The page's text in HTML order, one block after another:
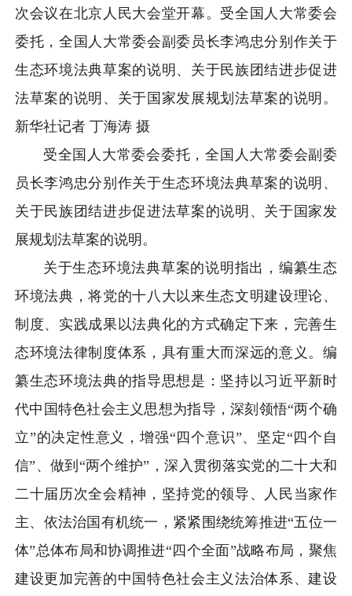
次会议在北京人民大会堂开幕。受全国人大常委会
委托，全国人大常委会副委 员长李鸿忠分别作关于
生态环境法典草案的说明、关于民族团结进步促进
法草案的说明、关于国家发展规划法草案的说明。
新华社记者 丁海涛 摄
受全国人大常委会委托，全国人大常委会副委
员长李鸿忠分别作关于生态环境法典草案的说明、
关于民族团结进步促进法草案的说明、关于国家发
展规划法草案的说明。
关于生态环境法典草案的说明指出，编纂生态
环境法典，将党的十八大以来生态文明建设理论、
制度、实践成果以法典化的方式确定下来，完善生
态环境法律制度体系，具有重大而深远的意义。编
纂生态环境法典的指导思想是：坚持以习近平新时
代中国特色社会主义思想为指导，深刻领悟“两个确
立”的决定性意义，增强“四个意识”、坚定“四个自
信”、做到“两个维护”，深入贯彻落实党的二十大和
二十届历次全会精神，坚持党的领导、人民当家作
主、依法治国有机统一，紧紧围绕统筹推进“五位一
体”总体布局和协调推进“四个全面”战略布局，聚焦
建设更加完善的中国特色社会主义法治体系、建设